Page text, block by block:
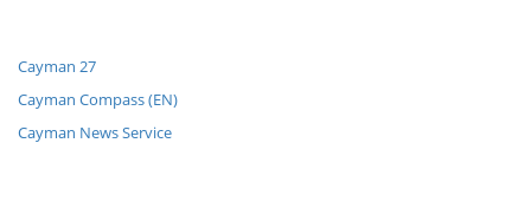
Cayman 27
Cayman Compass (EN)
Cayman News Service